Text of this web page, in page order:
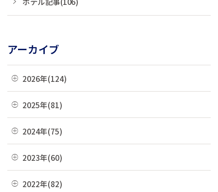
アーカイブ
2026年(124)
08月(3)
07月(21)
05月(13)
04月(10)
2025年(81)
12月(8)
11月(22)
09月(3)
2024年(75)
12月(4)
11月(6)
2023年(60)
12月(4)
2022年(82)